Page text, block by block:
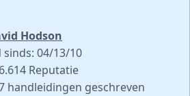
Hodson
sinds: 04/13/10
Reputatie
handleidingen geschreven